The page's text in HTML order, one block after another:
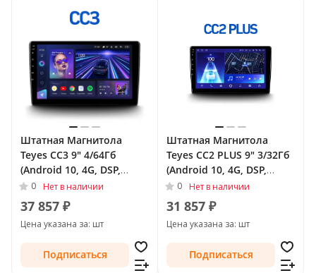
Штатная Магнитола
Teyes CC3 9" 4/64Гб
(Android 10, 4G, DSP,
QLed) для Buick LaCrosse
II 2009 - 2013
0 Нет в наличии
37 857 ₽
Цена указана за: шт
Подписаться
Штатная Магнитола
Teyes CC2 PLUS 9" 3/32Гб
(Android 10, 4G, DSP,
QLed) для Buick LaCrosse
II 2009 - 2013
0 Нет в наличии
31 857 ₽
Цена указана за: шт
Подписаться